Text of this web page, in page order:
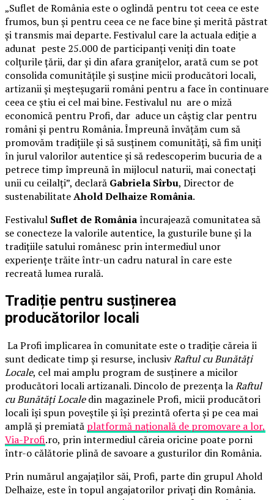
„Suflet de România este o oglindă pentru tot ceea ce este
frumos, bun și pentru ceea ce ne face bine și merită păstrat
și transmis mai departe. Festivalul care la actuala ediție a
adunat peste 25.000 de participanți veniți din toate
colțurile țării, dar și din afara granițelor, arată cum se pot
consolida comunitățile și susține micii producători locali,
artizanii și meșteșugarii români pentru a face în continuare
ceea ce știu ei cel mai bine. Festivalul nu are o miză
economică pentru Profi, dar aduce un câștig clar pentru
români și pentru România. Împreună învățăm cum să
promovăm tradițiile și să susținem comunități, să fim uniți
în jurul valorilor autentice și să redescoperim bucuria de a
petrece timp împreună în mijlocul naturii, mai conectați
unii cu ceilalți”, declară Gabriela Sîrbu, Director de
sustenabilitateAhold Delhaize România.
Festivalul Suflet de Româniaîncurajează comunitatea să
se conecteze la valorile autentice, la gusturile bune și la
tradițiile satului românesc prin intermediul unor
experiențe trăite într-un cadru natural în care este
recreată lumea rurală.
Tradiție pentru susținerea
producătorilor locali
La Profi implicarea în comunitate este o tradiție căreia îi
sunt dedicate timp și resurse, inclusivRaftul cu Bunătăți
Locale, cel mai amplu program de susținere a micilor
producători locali artizanali. Dincolo de prezența laRaftul
cu Bunătăți Localedin magazinele Profi, micii producători
locali își spun poveștile și își prezintă oferta și pe cea mai
amplă și premiată platformă națională de promovare a lor,
Via-Profi.ro, prin intermediul căreia oricine poate porni
într-o călătorie plină de savoare a gusturilor din România.
Prin numărul angajaților săi, Profi, parte din grupul Ahold
Delhaize, este în topul angajatorilor privați din România.